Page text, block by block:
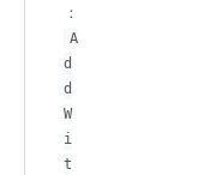
：
A
d
d
W
i
t